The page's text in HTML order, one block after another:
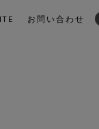
お問い合わせ